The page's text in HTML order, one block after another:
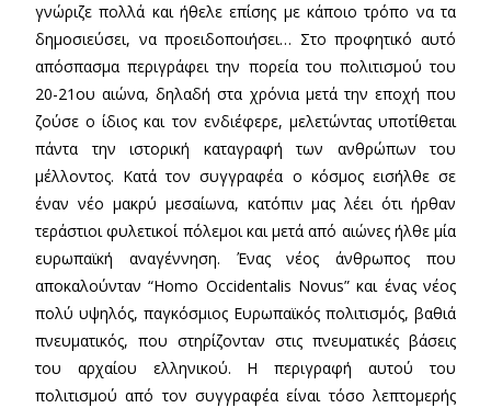
γνώριζε πολλά και ήθελε επίσης με κάποιο τρόπο να τα
δημοσιεύσει, να προειδοποιήσει… Στο προφητικό αυτό
απόσπασμα περιγράφει την πορεία του πολιτισμού του
20-21ου αιώνα, δηλαδή στα χρόνια μετά την εποχή που
ζούσε ο ίδιος και τον ενδιέφερε, μελετώντας υποτίθεται
πάντα την ιστορική καταγραφή των ανθρώπων του
μέλλοντος. Κατά τον συγγραφέα ο κόσμος εισήλθε σε
έναν νέο μακρύ μεσαίωνα, κατόπιν μας λέει ότι ήρθαν
τεράστιοι φυλετικοί πόλεμοι και μετά από αιώνες ήλθε μία
ευρωπαϊκή αναγέννηση. Ένας νέος άνθρωπος που
αποκαλούνταν “Homo Occidentalis Novus” και ένας νέος
πολύ υψηλός, παγκόσμιος Ευρωπαϊκός πολιτισμός, βαθιά
πνευματικός, που στηρίζονταν στις πνευματικές βάσεις
του αρχαίου ελληνικού. Η περιγραφή αυτού του
πολιτισμού από τον συγγραφέα είναι τόσο λεπτομερής